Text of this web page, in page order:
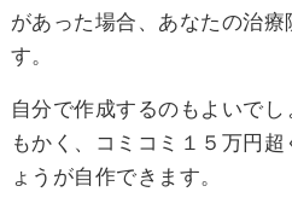
があった場合、あなたの治療
す。
自分で作成するのもよいで
もかく、コミコミ１５万円
ょうが自作できます。